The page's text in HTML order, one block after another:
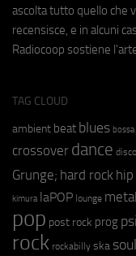
ascolta tutto quello che
recensisce, e in alcuni
Radiocoop sostiene
TAG CLOUD
ambient beat blues bossa
crossover dance disco
Grunge; hard rock
kimura laPOP lounge
pop post rock prog
rock rockabilly ska soul